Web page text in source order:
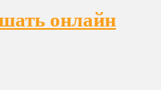
онлайн